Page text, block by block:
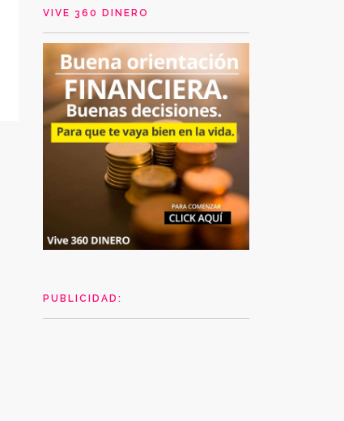
VIVE 360 DINERO
PUBLICIDAD: